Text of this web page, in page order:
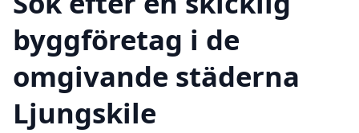
byggföretag i de
omgivande städerna
Ljungskile